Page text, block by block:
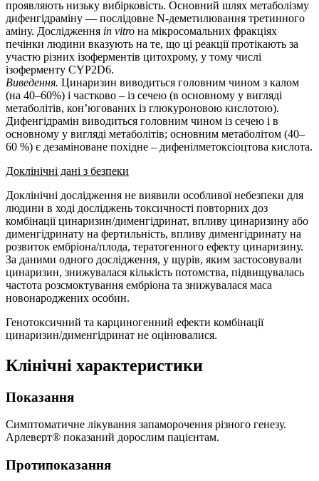
проявляють низьку вибірковість. Основний шлях метаболізму
дифенгідраміну — послідовне N-деметилювання третинного
аміну. Дослідження in vitro на мікросомальних фракціях
печінки людини вказують на те, що ці реакції протікають за
участю різних ізоферментів цитохрому, у тому числі
ізоферменту CYP2D6.
Виведення. Цинаризин виводиться головним чином з калом
(на 40–60%) і частково – із сечею (в основному у вигляді
метаболітів, кон’югованих із глюкуроновою кислотою).
Дифенгідрамін виводиться головним чином із сечею і в
основному у вигляді метаболітів; основним метаболітом (40–
60 %) є дезаміноване похідне – дифенілметоксіоцтова кислота.
Доклінічні дані з безпеки
Доклінічні дослідження не виявили особливої небезпеки для
людини в ході досліджень токсичності повторних доз
комбінації цинаризин/дименгідринат, впливу цинаризину або
дименгідринату на фертильність, впливу дименгідринату на
розвиток ембріона/плода, тератогенного ефекту цинаризину.
За даними одного дослідження, у щурів, яким застосовували
цинаризин, знижувалася кількість потомства, підвищувалась
частота розсмоктування ембріона та знижувалася маса
новонароджених особин.
Генотоксичний та карциногенний ефекти комбінації
цинаризин/дименгідринат не оцінювалися.
Клінічні характеристики
Показання
Симптоматичне лікування запаморочення різного генезу.
Арлеверт® показаний дорослим пацієнтам.
Протипоказання